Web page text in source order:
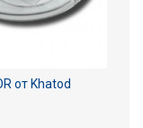
от Khatod